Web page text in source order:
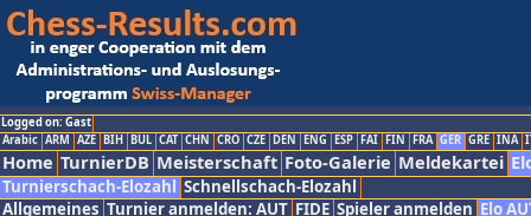
Logged on: Gast
Arabic ARM AZE BIH BUL CAT CHN CRO CZE DEN ENG ESP FAI FIN FRA GER GRE INA
Home TurnierDB Meisterschaft Foto-Galerie Meldekartei
Turnierschach-Elozahl Schnellschach-Elozahl
Allgemeines Turnier anmelden: AUT FIDE Spieler anmelden Elo